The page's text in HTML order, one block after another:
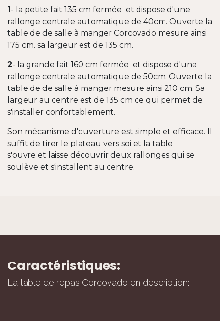
1- la petite fait 135 cm fermée et dispose d'une
rallonge centrale automatique de 40cm. Ouverte la
table de de salle à manger Corcovado mesure ainsi
175 cm. sa largeur est de 135 cm.
2- la grande fait 160 cm fermée et dispose d'une
rallonge centrale automatique de 50cm. Ouverte la
table de de salle à manger mesure ainsi 210 cm. Sa
largeur au centre est de 135 cm ce qui permet de
s'installer confortablement.
Son mécanisme d'ouverture est simple et efficace. Il
suffit de tirer le plateau vers soi et la table
s'ouvre et laisse découvrir deux rallonges qui se
soulève et s'installent au centre.
Caractéristiques:
La table de repas Corcovado en description: